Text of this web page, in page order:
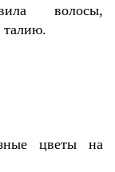
волосы,
талию.
цветы на